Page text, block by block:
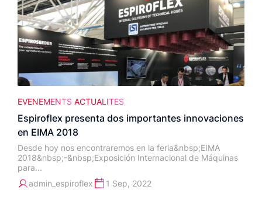
EVENEMENTS ACTUALITES
Espiroflex presenta dos importantes innovaciones
en EIMA 2018
Desde hoy nos encontraremos en la feria&nbsp;EIMA
2018&nbsp;-&nbsp;Exposición Internacional de Máquinas
para...
admin_espiroflex
1 Sep, 2022